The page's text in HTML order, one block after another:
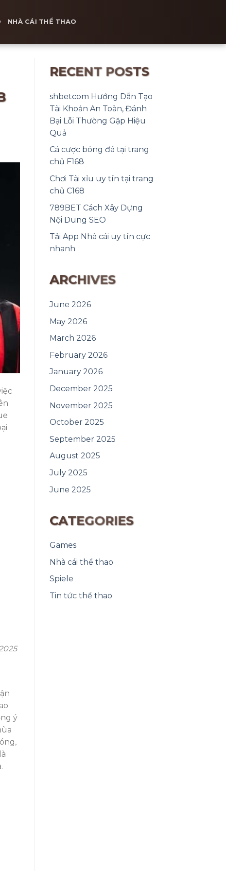
NHÀ CÁI THỂ THAO
ý
RECENT POSTS
shbetcom Hướng Dẫn Tạo
Tài Khoản An Toàn, Đánh
Bại Lỗi Thường Gặp Hiệu
Quả
Cá cược bóng đá tại trang
chủ F168
Chơi Tài xỉu uy tín tại trang
chủ C168
789BET Cách Xây Dựng
Nội Dung SEO
Tải App Nhà cái uy tín cực
nhanh
ARCHIVES
June 2026
May 2026
March 2026
February 2026
January 2026
December 2025
November 2025
October 2025
September 2025
August 2025
July 2025
June 2025
CATEGORIES
Games
Nhà cái thể thao
Spiele
Tin tức thể thao